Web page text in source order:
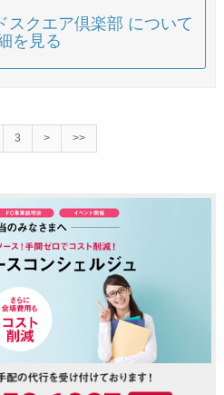
スクエア倶楽部 について
を見る
3 > >>